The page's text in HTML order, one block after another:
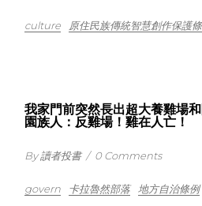
culture 原住民族傳統智慧創作­保護
我家門前突然長出超大養雞場
園族人：反雞場！雞在人亡！
By 讀者投書 / 0 Comments
govern 卡拉魯然部落 地方自治條例